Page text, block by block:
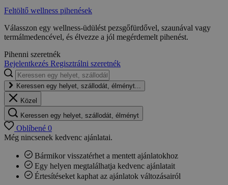
Feltöltő wellness pihenések
Válasszon egy wellness-üdülést pezsgőfürdővel, szaunával vagy
termálmedencével, és élvezze a jól megérdemelt pihenést.
Pihenni szeretnék
Bejelentkezés Regisztrálni szeretnék
Keressen egy helyet, szállodát, élményt...
Közel
Keressen egy helyet, szállodát, élményt
Oblíbené 0
Még nincsenek kedvenc ajánlatai.
Bármikor visszatérhet a mentett ajánlatokhoz
Egy helyen megtalálhatja kedvenc ajánlatait
Értesítéseket kaphat az ajánlatok változásairól